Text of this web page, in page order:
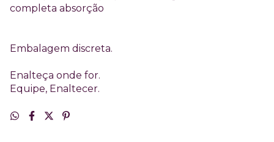
completa absorção
Embalagem discreta.
Enalteça onde for.
Equipe, Enaltecer.